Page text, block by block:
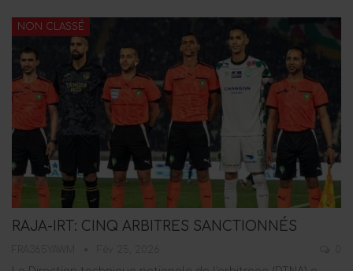
NON CLASSÉ
RAJA-IRT: CINQ ARBITRES SANCTIONNÉS